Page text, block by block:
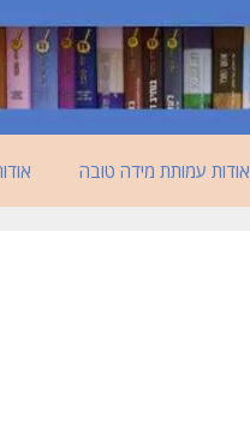
אודות עמותת מידה טובה